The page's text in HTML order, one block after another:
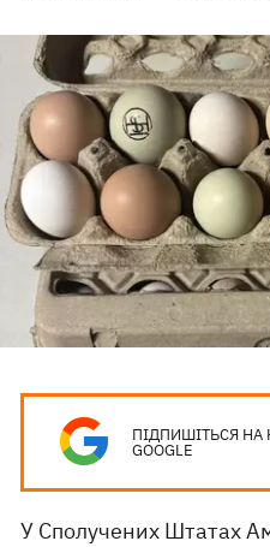
ПІДПИШІТЬСЯ НА
GOOGLE
У Сполучених Штатах